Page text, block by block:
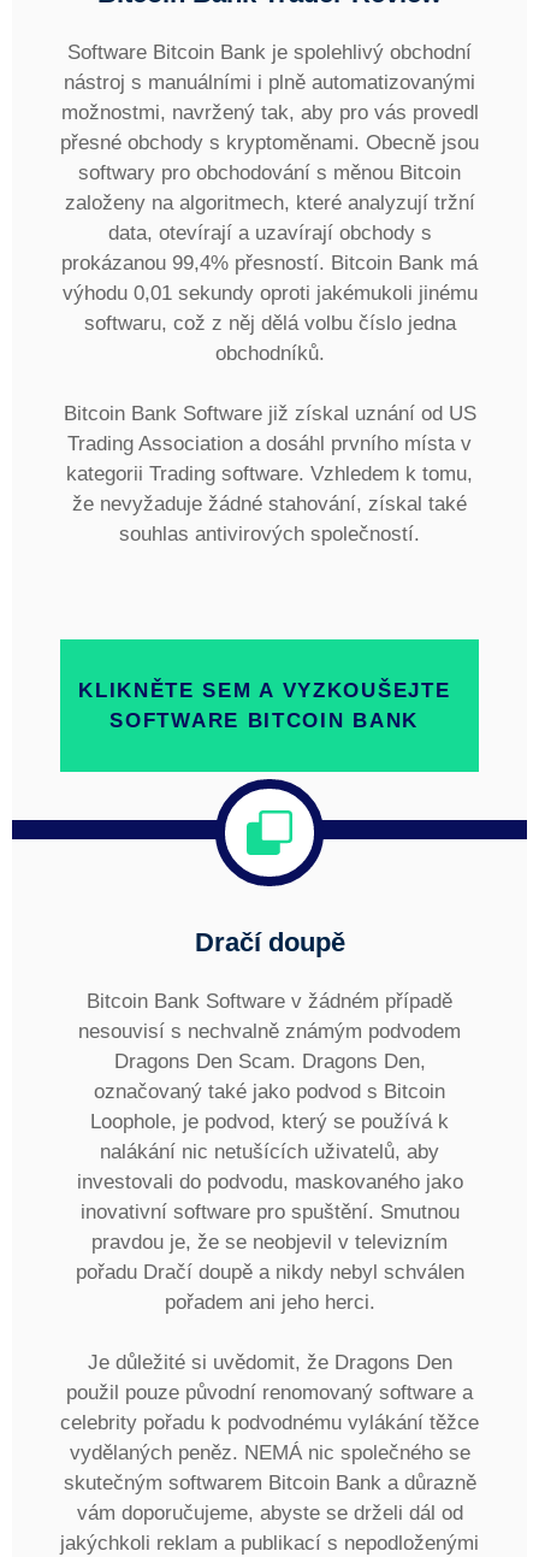
Software Bitcoin Bank je spolehlivý obchodní
nástroj s manuálními i plně automatizovanými
možnostmi, navržený tak, aby pro vás provedl
přesné obchody s kryptoměnami. Obecně jsou
softwary pro obchodování s měnou Bitcoin
založeny na algoritmech, které analyzují tržní
data, otevírají a uzavírají obchody s
prokázanou 99,4% přesností. Bitcoin Bank má
výhodu 0,01 sekundy oproti jakémukoli jinému
softwaru, což z něj dělá volbu číslo jedna
obchodníků.
Bitcoin Bank Software již získal uznání od US
Trading Association a dosáhl prvního místa v
kategorii Trading software. Vzhledem k tomu,
že nevyžaduje žádné stahování, získal také
souhlas antivirových společností.
KLIKNĚTE SEM A VYZKOUŠEJTE
SOFTWARE BITCOIN BANK
Dračí doupě
Bitcoin Bank Software v žádném případě
nesouvisí s nechvalně známým podvodem
Dragons Den Scam. Dragons Den,
označovaný také jako podvod s Bitcoin
Loophole, je podvod, který se používá k
nalákání nic netušících uživatelů, aby
investovali do podvodu, maskovaného jako
inovativní software pro spuštění. Smutnou
pravdou je, že se neobjevil v televizním
pořadu Dračí doupě a nikdy nebyl schválen
pořadem ani jeho herci.
Je důležité si uvědomit, že Dragons Den
použil pouze původní renomovaný software a
celebrity pořadu k podvodnému vylákání těžce
vydělaných peněz. NEMÁ nic společného se
skutečným softwarem Bitcoin Bank a důrazně
vám doporučujeme, abyste se drželi dál od
jakýchkoli reklam a publikací s nepodloženými